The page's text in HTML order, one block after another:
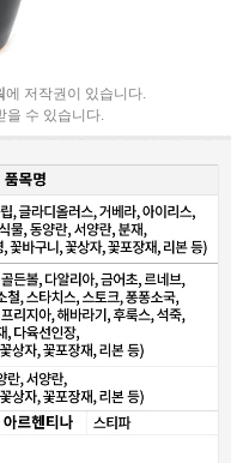
에 저작권이 있습니다.
을 수 있습니다.